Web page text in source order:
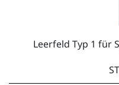
Leerfeld Typ 1 für